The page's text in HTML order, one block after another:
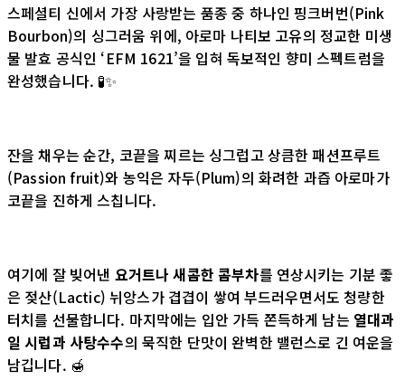
스페셜티 신에서 가장 사랑받는 품종 중 하나인 핑크버번(Pink
Bourbon)의 싱그러움 위에, 아로마 나티보 고유의 정교한 미생
물 발효 공식인 ‘EFM 1621’을 입혀 독보적인 향미 스펙트럼을
완성했습니다. 🧪✨
잔을 채우는 순간, 코끝을 찌르는 싱그럽고 상큼한 패션프루트
(Passion fruit)와 농익은 자두(Plum)의 화려한 과즙 아로마가
코끝을 진하게 스칩니다.
여기에 잘 빚어낸 요거트나 새콤한 콤부차를 연상시키는 기분 좋
은 젖산(Lactic) 뉘앙스가 겹겹이 쌓여 부드러우면서도 청량한
터치를 선물합니다. 마지막에는 입안 가득 쫀득하게 남는 열대과
일 시럽과 사탕수수의 묵직한 단맛이 완벽한 밸런스로 긴 여운을
남깁니다. 🍯